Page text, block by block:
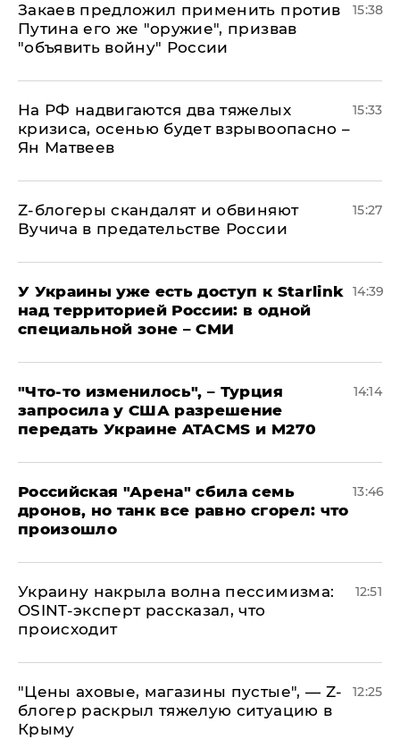
Закаев предложил применить против
Путина его же "оружие", призвав
"объявить войну" России
15:38
На РФ надвигаются два тяжелых
кризиса, осенью будет взрывоопасно –
Ян Матвеев
15:33
Z-блогеры скандалят и обвиняют
Вучича в предательстве России
15:27
У Украины уже есть доступ к Starlink
над территорией России: в одной
специальной зоне – СМИ
14:39
​"Что-то изменилось", – Турция
запросила у США разрешение
передать Украине ATACMS и M270
14:14
​Российская "Арена" сбила семь
дронов, но танк все равно сгорел: что
произошло
13:46
​Украину накрыла волна пессимизма:
OSINT-эксперт рассказал, что
происходит
12:51
​"Цены аховые, магазины пустые", — Z-
блогер раскрыл тяжелую ситуацию в
Крыму
12:25